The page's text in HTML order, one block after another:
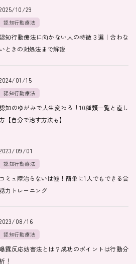
即日
LINE予約
即日
WEB予約
FAX
5989-0618
間：10:00〜22:00
10/29
認知行動療法
知行動療法に向かない人の特徴３選｜合わな
いときの対処法まで解説
01/15
認知行動療法
知のゆがみで人生変わる！10種類一覧と直し
【自分で治す方法も】
09/01
認知行動療法
コミュ障治らないは嘘！簡単に1人でもできる会
力トレーニング
08/16
認知行動療法
露反応妨害法とは？成功のポイントは行動分
！